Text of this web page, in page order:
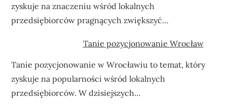
zyskuje na znaczeniu wśród lokalnych
przedsiębiorców pragnących zwiększyć…
Tanie pozycjonowanie Wrocław
Tanie pozycjonowanie w Wrocławiu to temat, który
zyskuje na popularności wśród lokalnych
przedsiębiorców. W dzisiejszych…